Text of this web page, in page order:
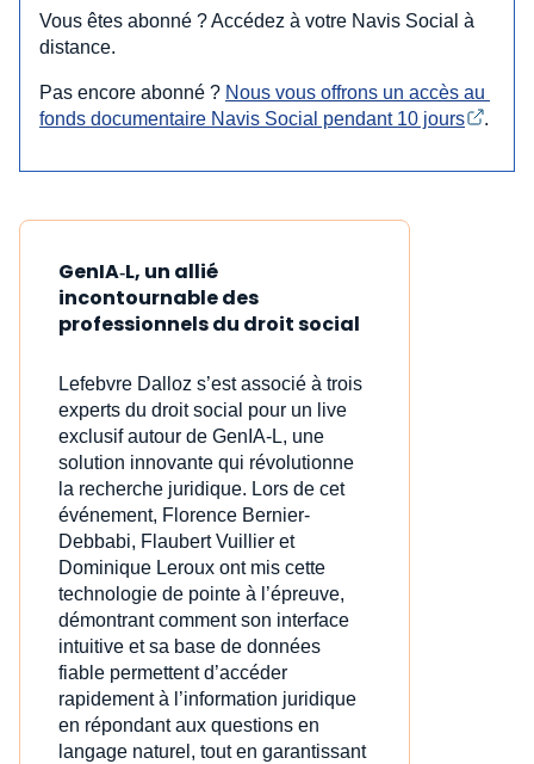
Vous êtes abonné ? Accédez à votre Navis Social à
distance.
Pas encore abonné ? Nous vous offrons un accès au
fonds documentaire Navis Social pendant 10 jours
.
GenIA‑L, un allié
incontournable des
professionnels du droit social
Lefebvre Dalloz s’est associé à trois
experts du droit social pour un live
exclusif autour de GenIA‑L, une
solution innovante qui révolutionne
la recherche juridique. Lors de cet
événement, Florence Bernier-
Debbabi, Flaubert Vuillier et
Dominique Leroux ont mis cette
technologie de pointe à l’épreuve,
démontrant comment son interface
intuitive et sa base de données
fiable permettent d’accéder
rapidement à l’information juridique
en répondant aux questions en
langage naturel, tout en garantissant